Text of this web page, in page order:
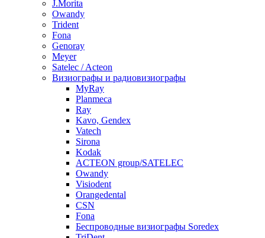
J.Morita
Owandy
Trident
Fona
Genoray
Meyer
Satelec / Acteon
Визиографы и радиовизиографы
MyRay
Planmeca
Ray
Kavo, Gendex
Vatech
Sirona
Kodak
ACTEON group/SATELEC
Owandy
Visiodent
Orangedental
CSN
Fona
Беспроводные визиографы Soredex